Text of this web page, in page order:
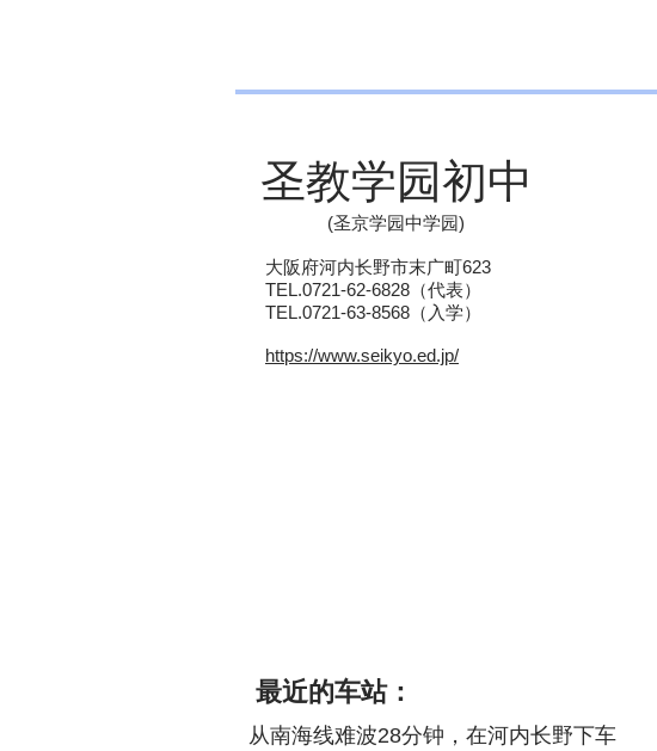
圣教学园初中
(圣京学园中学园)
大阪府河内长野市末广町623
TEL.0721-62-6828（代表）
TEL.0721-63-8568（入学）
最近的车站：
从南海线难波28分钟，在河内长野下车
https://www.seikyo.ed.jp/